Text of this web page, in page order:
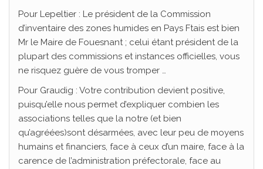
Pour Lepeltier : Le président de la Commission
d’inventaire des zones humides en Pays Ftais est bien
Mr le Maire de Fouesnant ; celui étant président de la
plupart des commissions et instances officielles, vous
ne risquez guère de vous tromper …
Pour Graudig : Votre contribution devient positive,
puisqu’elle nous permet d’expliquer combien les
associations telles que la notre (et bien
qu’agréées)sont désarmées, avec leur peu de moyens
humains et financiers, face à ceux d’un maire, face à la
carence de l’administration préfectorale, face au